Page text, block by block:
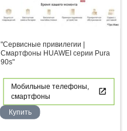
"Сервисные привилегии |
Смартфоны HUAWEI серии Pura
90s"
Мобильные телефоны,
смартфоны
Купить